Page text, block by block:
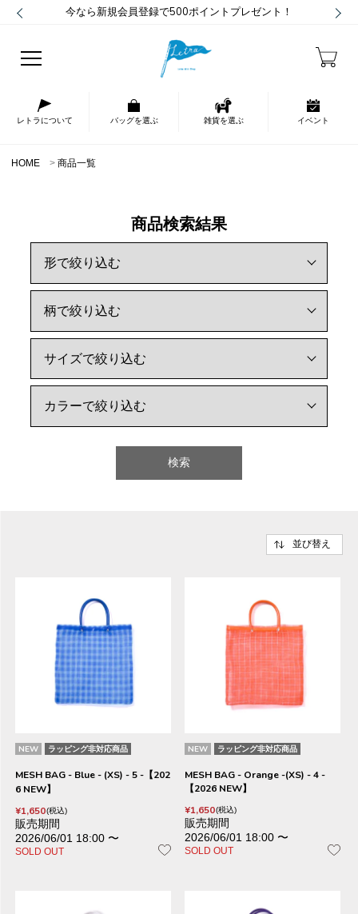
今なら新規会員登録で500ポイントプレゼント！
レトラについて バッグを選ぶ 雑貨を選ぶ イベント
HOME 商品一覧
商品検索結果
検索
並び替え
NEW ラッピング非対応商品
MESH BAG - Blue - (XS) - 5 -【202
6 NEW】
¥1,650 税込
販売期間
2026/06/01 18:00 〜
SOLD OUT
NEW ラッピング非対応商品
MESH BAG - Orange -(XS) - 4 -
【2026 NEW】
¥1,650 税込
販売期間
2026/06/01 18:00 〜
SOLD OUT